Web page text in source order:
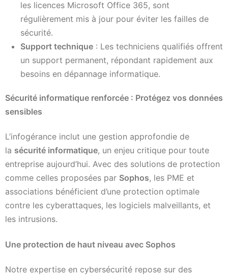
les licences Microsoft Office 365, sont
régulièrement mis à jour pour éviter les failles de
sécurité.
Support technique : Les techniciens qualifiés offrent
un support permanent, répondant rapidement aux
besoins en dépannage informatique.
Sécurité informatique renforcée : Protégez vos données
sensibles
L’infogérance inclut une gestion approfondie de
la sécurité informatique, un enjeu critique pour toute
entreprise aujourd’hui. Avec des solutions de protection
comme celles proposées par Sophos, les PME et
associations bénéficient d’une protection optimale
contre les cyberattaques, les logiciels malveillants, et
les intrusions.
Une protection de haut niveau avec Sophos
Notre expertise en cybersécurité repose sur des